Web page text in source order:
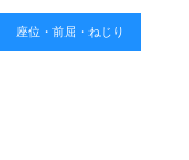
座位・前屈・ねじり